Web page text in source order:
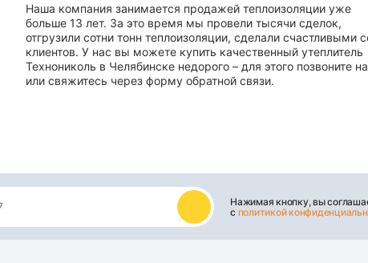
Наша компания занимается продажей теплоизоляции уже
больше 13 лет. За это время мы провели тысячи сделок,
отгрузили сотни тонн теплоизоляции, сделали счастливыми
клиентов. У нас вы можете купить качественный утеплитель
Технониколь в Челябинске недорого – для этого позвоните
или свяжитесь через форму обратной связи.
Нажимая кнопку, вы
с политикой